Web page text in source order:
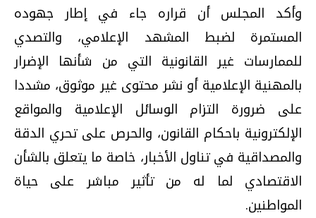
وأكد المجلس أن قراره جاء في إطار جهوده
المستمرة لضبط المشهد الإعلامي، والتصدي
للممارسات غير القانونية التي من شأنها الإضرار
بالمهنية الإعلامية أو نشر محتوى غير موثوق، مشددا
على ضرورة التزام الوسائل الإعلامية والمواقع
الإلكترونية باحكام القانون، والحرص على تحري الدقة
والمصداقية في تناول الأخبار، خاصة ما يتعلق بالشأن
الاقتصادي لما له من تأثير مباشر على حياة
المواطنين.